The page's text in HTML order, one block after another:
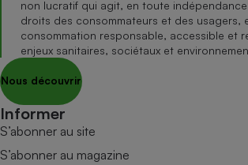
non lucratif qui agit, en toute
droits des consommateurs et des usagers,
consommation responsable, accessible et
enjeux sanitaires, sociétaux et
Nous découvrir
Informer
S’abonner au site
S’abonner au magazine